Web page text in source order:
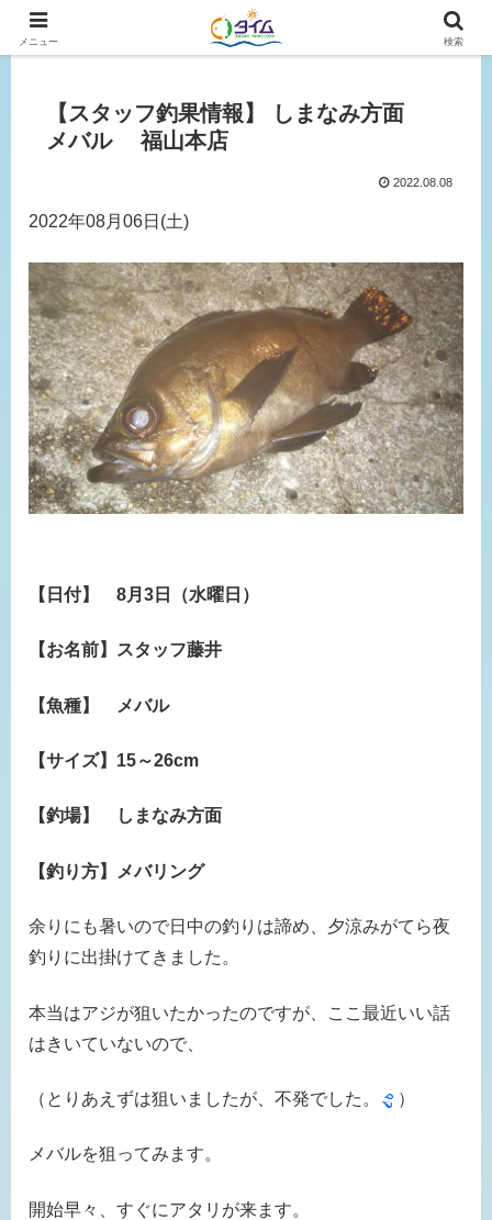
広島、岡山の釣り情報はタイムにおまかせ！
【スタッフ釣果情報】 しまなみ方面
メバル 福山本店
2022.08.08
2022年08月06日(土)
【日付】 8月3日（水曜日）
【お名前】スタッフ藤井
【魚種】 メバル
【サイズ】15～26cm
【釣場】 しまなみ方面
【釣り方】メバリング
余りにも暑いので日中の釣りは諦め、夕涼みがてら夜
釣りに出掛けてきました。
本当はアジが狙いたかったのですが、ここ最近いい話
はきいていないので、
（とりあえずは狙いましたが、不発でした。 ）
メバルを狙ってみます。
開始早々、すぐにアタリが来ます。
メニュー 検索